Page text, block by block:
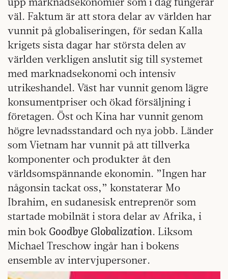
väl. Faktum är att stora delar av världen har
vunnit på globaliseringen, för sedan Kalla
krigets sista dagar har största delen av
världen verkligen anslutit sig till systemet
med marknadsekonomi och intensiv
utrikeshandel. Väst har vunnit genom lägre
konsumentpriser och ökad försäljning i
företagen. Öst och Kina har vunnit genom
högre levnadsstandard och nya jobb. Länder
som Vietnam har vunnit på att tillverka
komponenter och produkter åt den
världsomspännande ekonomin. ”Ingen har
någonsin tackat oss,” konstaterar Mo
Ibrahim, en sudanesisk entreprenör som
startade mobilnät i stora delar av Afrika, i
min bok Goodbye Globalization. Liksom
Michael Treschow ingår han i bokens
ensemble av intervjupersoner.